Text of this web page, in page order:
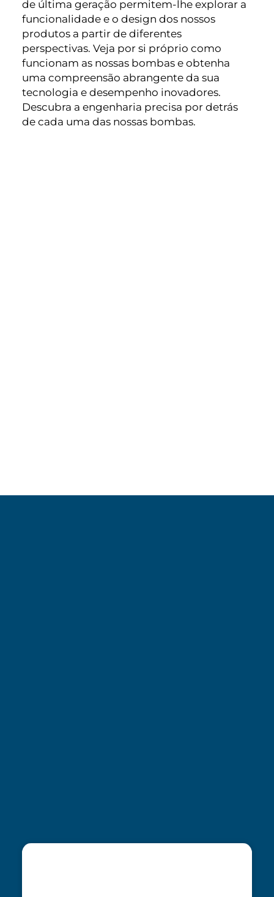
de última geração permitem-lhe explorar a
funcionalidade e o design dos nossos
produtos a partir de diferentes
perspectivas. Veja por si próprio como
funcionam as nossas bombas e obtenha
uma compreensão abrangente da sua
tecnologia e desempenho inovadores.
Descubra a engenharia precisa por detrás
de cada uma das nossas bombas.